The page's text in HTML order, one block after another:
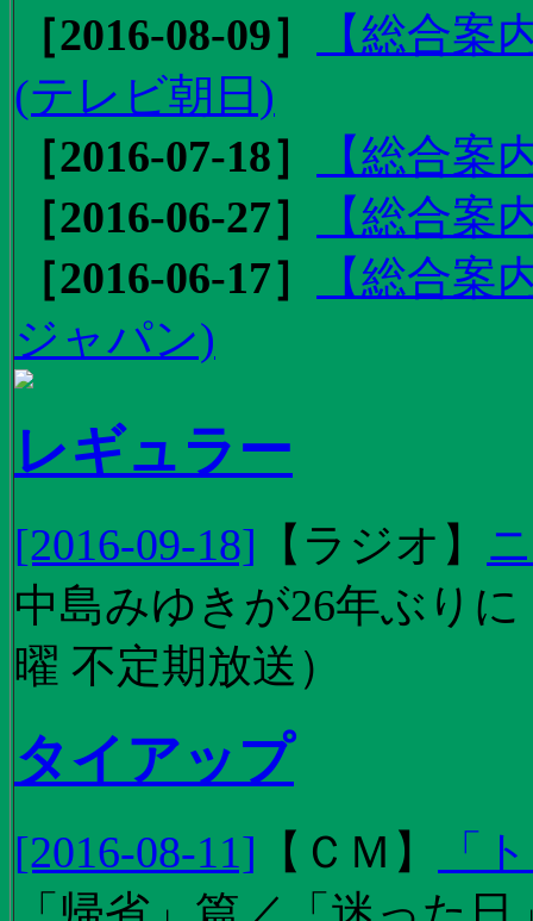
［2016-08-09］
【総合
(テレビ朝日)
［2016-07-18］
【総合案
［2016-06-27］
【総合案
［2016-06-17］
【総合
ジャパン)
レギュラー
[2016-09-18] 【 ラジオ 】
中島みゆきが26年ぶり
曜 不定期放送）
タイアップ
[2016-08-11] 【 ＣＭ 】
「